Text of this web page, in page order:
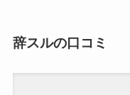
辞スルの口コミ